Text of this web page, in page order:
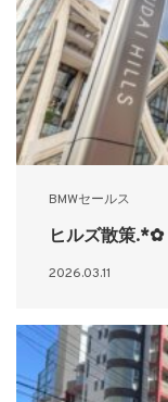
BMWセールス
ヒルズ散策
2026.03.11